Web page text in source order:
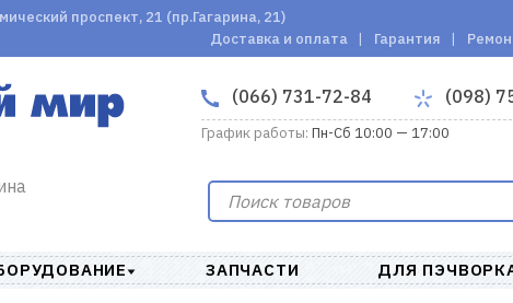
проспект, 21 (пр.Гагарина, 21)
Доставка и оплата Гарантия
(066) 731-72-84 (098)
График работы: Пн-Сб 10:00 — 17:00
ЗАПЧАСТИ ДЛЯ